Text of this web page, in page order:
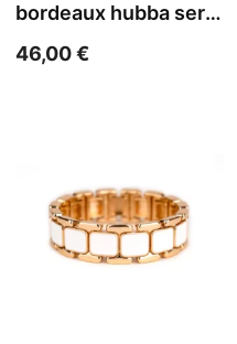
bordeaux hubba serti
balade acier jaune
46,00€